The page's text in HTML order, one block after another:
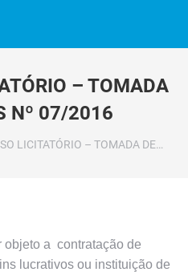
– TOMADA
Nº 07/2016
LICITATÓRIO – TOMADA DE…
objeto a contratação de
lucrativos ou instituição de